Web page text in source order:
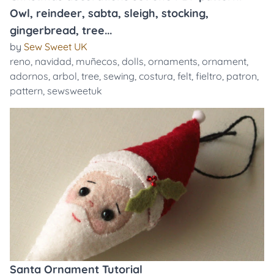
Owl, reindeer, sabta, sleigh, stocking,
gingerbread, tree...
by Sew Sweet UK
reno, navidad, muñecos, dolls, ornaments, ornament,
adornos, arbol, tree, sewing, costura, felt, fieltro, patron,
pattern, sewsweetuk
Santa Ornament Tutorial